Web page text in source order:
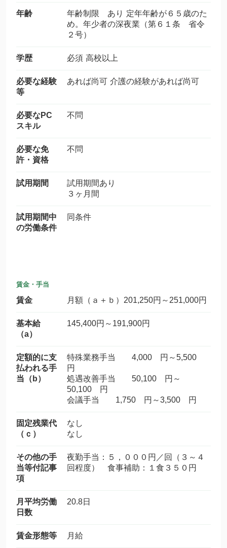
年齢
年齢制限 あり 定年年齢が６５歳のた
め。年少者の深夜業（第６１条 省令
２号）
学歴 必須 高校以上
必要な経験
等
あれば尚可 介護の経験があれば尚可
必要なPC
スキル
不問
必要な免
許・資格
不問
試用期間
試用期間あり
３ヶ月間
試用期間中
の労働条件
同条件
賃金・手当
賃金 月額（ａ＋ｂ）201,250円～251,000円
基本給
（a）
145,400円～191,900円
定額的に支
払われる手
当（b）
特殊業務手当 4,000 円～5,500
円
処遇改善手当 50,100 円～
50,100 円
会議手当 1,750 円～3,500 円
固定残業代
（ｃ）
なし
なし
その他の手
当等付記事
項
夜勤手当：５，０００円／回（３～４
回程度） 食事補助：１食３５０円
月平均労働
日数
20.8日
賃金形態等 月給